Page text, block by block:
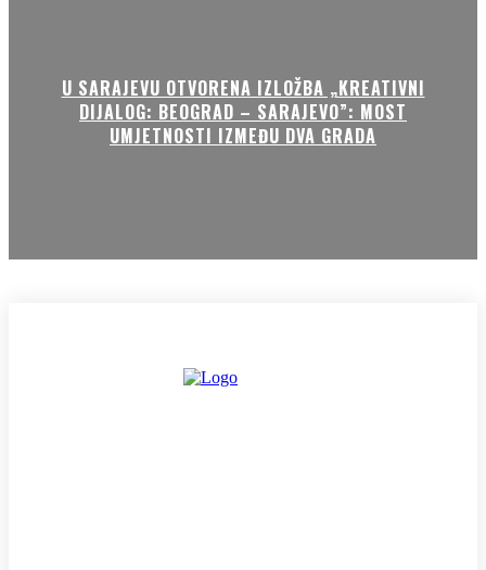
U SARAJEVU OTVORENA IZLOŽBA „KREATIVNI
DIJALOG: BEOGRAD – SARAJEVO”: MOST
UMJETNOSTI IZMEĐU DVA GRADA